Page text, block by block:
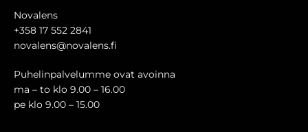
Novalens
+358 17 552 2841
novalens@novalens.fi
Puhelinpalvelumme ovat avoinna
ma – to klo 9.00 – 16.00
pe klo 9.00 – 15.00